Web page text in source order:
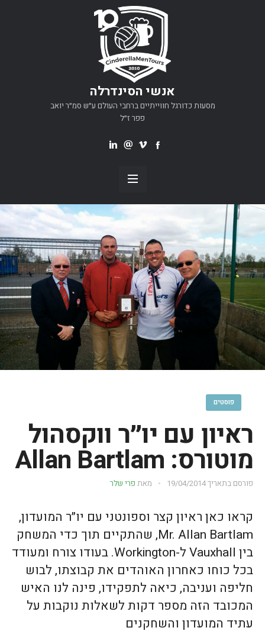
אנשי הסינדרלה
מסעות כדורגל חווייתיים ברחבי העולם ע״ש סמ״ר יואב
פפר ז״ל
פוסטים
ראיון עם יו״ר ווקסהול
מוטורס: Allan Bartlam
פורסם בתאריך19/04/2014 מאת פרי שלר
קראו כאן ראיון קצר וספונטני עם יו״ר המועדון,
Mr. Allan Bartlam, שהתקיים תוך כדי המשחק
בין Vauxhall ל-Workington. בעודו צורח ומעודד
בכל כוחו כאחרון האוהדים את קבוצתו, לבוש
חליפה ועניבה, כיאה לתפקידו, פינה לנו האיש
המכובד הזה מספר דקות לשאלות נוקבות על
עתיד המועדון והשחקנים